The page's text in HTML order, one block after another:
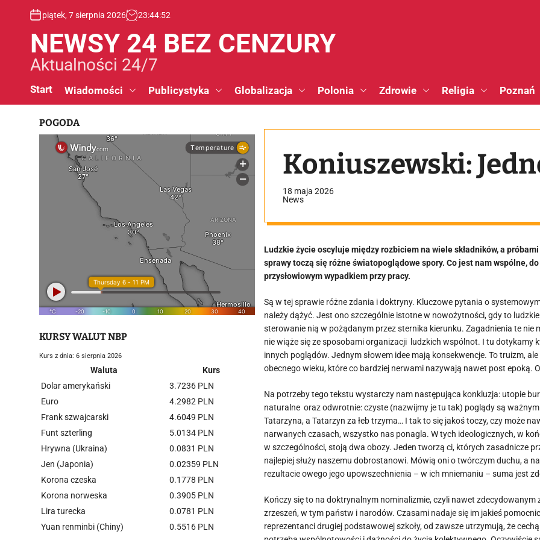
piątek, 7 sierpnia 2026 23:44:53
NEWSY 24 BEZ CENZURY
Aktualności 24/7
Start Wiadomości Publicystyka Globalizacja Polonia Zdrowie Religia Poznań
Koniuszewski:
18 maja 2026
News
Ludzkie życie oscyluje między rozbiciem na wiele składników, a
sprawy toczą się różne światopoglądowe spory. Co jest nam wspólne,
przysłowiowym wypadkiem przy pracy.
Są w tej sprawie różne zdania i doktryny. Kluczowe pytania o
należy dążyć. Jest ono szczególnie istotne w nowożytności, gdy to
sterowanie nią w pożądanym przez sternika kierunku. Zagadnienia te
nie wiąże się ze sposobami organizacji ludzkich wspólnot. I tu
innych poglądów. Jednym słowem idee mają konsekwencje. To truizm,
obecnego wieku, które co bardziej nerwami nazywają nawet post epoką.
Na potrzeby tego tekstu wystarczy nam następująca konkluzja: utopie
naturalne oraz odwrotnie: czyste (nazwijmy je tu tak) poglądy są
Tatarzyna, a Tatarzyn za łeb trzyma… I tak to się jakoś toczy, czy może
narwanych czasach, wszystko nas ponagla. W tych ideologicznych, w
w szczególności, stoją dwa obozy. Jeden tworzą ci, których zasadnicze
najlepiej służy naszemu dobrostanowi. Mówią oni o twórczym duchu, a
rezultacie owego jego upowszechnienia – w ich mniemaniu – suma jest
Kończy się to na doktrynalnym nominalizmie, czyli nawet
zrzeszeń, w tym państw i narodów. Czasami nadaje się im jakieś
reprezentanci drugiej podstawowej szkoły, od zawsze utrzymują, że
POGODA
KURSY WALUT NBP
Kurs z dnia: 6 sierpnia 2026
Waluta
Kurs
Dolar amerykański
3.7236 PLN
Euro
4.2982 PLN
Frank szwajcarski
4.6049 PLN
Funt szterling
5.0134 PLN
Hrywna (Ukraina)
0.0831 PLN
Jen (Japonia)
0.02359 PLN
Korona czeska
0.1778 PLN
Korona norweska
0.3905 PLN
Lira turecka
0.0781 PLN
Yuan renminbi (Chiny)
0.5516 PLN